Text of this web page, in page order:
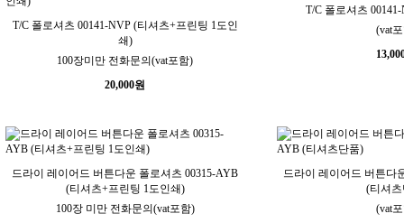
T/C 폴로셔츠 00141-NVP (티셔츠+프린팅 1도인
쇄)
100장미만 전화문의(vat포함)
20,000원
T/C 폴로셔츠
(vat
드라이 레이어드 버튼다운 폴로셔츠 00315-AYB
(티셔츠+프린팅 1도인쇄)
100장 미만 전화문의(vat포함)
드라이 레이어드 버튼다
(티셔
(vat